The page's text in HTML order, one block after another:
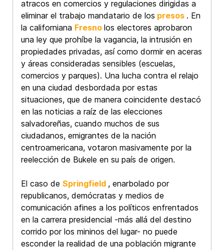
atracos en comercios y regulaciones dirigidas a
eliminar el trabajo mandatario de los presos . En
la californiana Fresno los electores aprobaron
una ley que prohíbe la vagancia, la intrusión en
propiedades privadas, así como dormir en aceras
y áreas consideradas sensibles (escuelas,
comercios y parques). Una lucha contra el relajo
en una ciudad desbordada por estas
situaciones, que de manera coincidente destacó
en las noticias a raíz de las elecciones
salvadoreñas, cuando muchos de sus
ciudadanos, emigrantes de la nación
centroamericana, votaron masivamente por la
reelección de Bukele en su país de origen.
El caso de Springfield , enarbolado por
republicanos, demócratas y medios de
comunicación afines a los políticos enfrentados
en la carrera presidencial -más allá del destino
corrido por los mininos del lugar- no puede
esconder la realidad de una población migrante